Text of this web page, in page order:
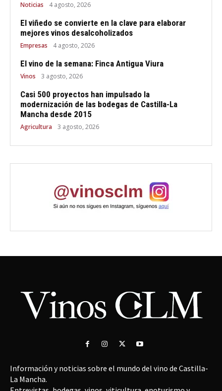
Noticias 4 agosto, 2026
El viñedo se convierte en la clave para elaborar
mejores vinos desalcoholizados
Empresas 4 agosto, 2026
El vino de la semana: Finca Antigua Viura
Vinos 3 agosto, 2026
Casi 500 proyectos han impulsado la
modernización de las bodegas de Castilla-La
Mancha desde 2015
Agricultura 3 agosto, 2026
Información y noticias sobre el mundo del vino de Castilla-
La Mancha.